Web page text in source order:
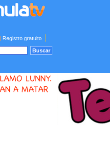
| Registro gratuito